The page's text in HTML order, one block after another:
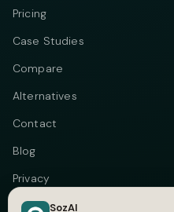
Pricing
Case Studies
Compare
Alternatives
Contact
Blog
Privacy
Terms SozAI